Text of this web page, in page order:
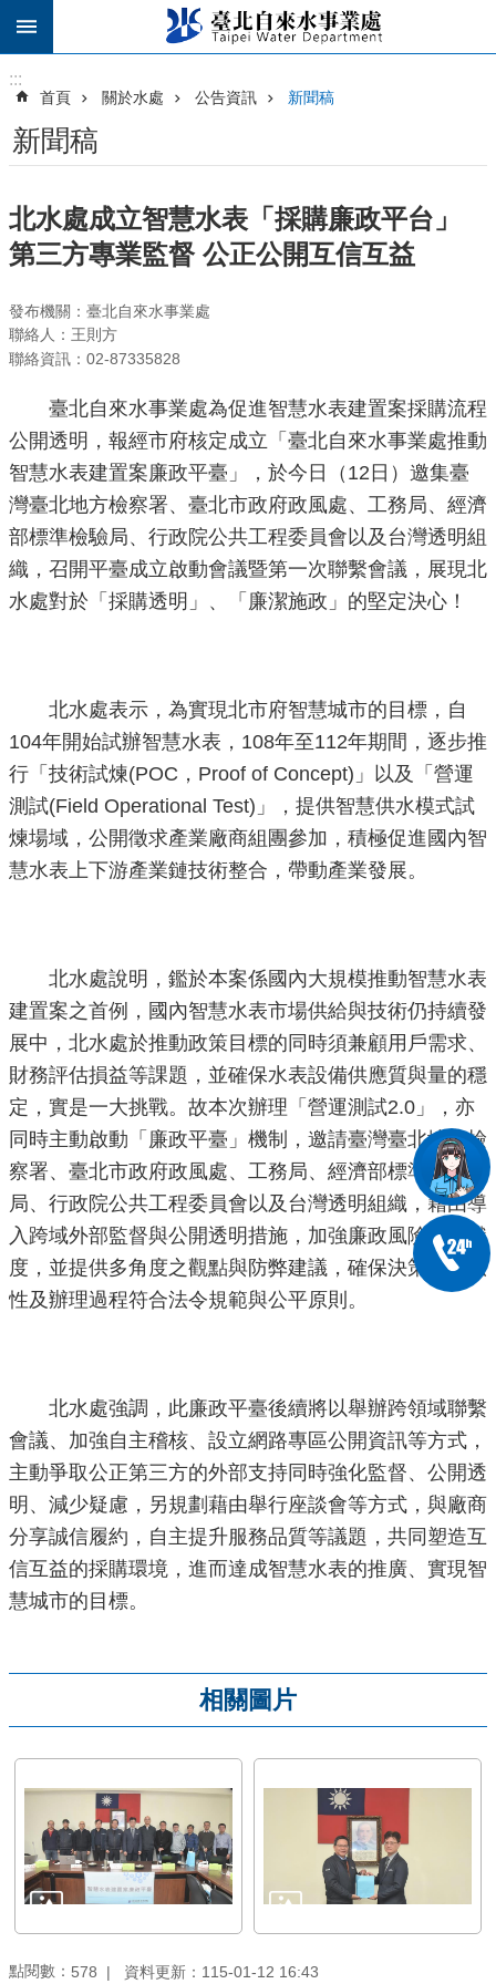
跳到主要內容區塊
:::
首頁 關於水處 公告資訊 新聞稿
新聞稿
北水處成立智慧水表「採購廉政平台」
第三方專業監督 公正公開互信互益
發布機關：臺北自來水事業處
聯絡人：王則方
聯絡資訊：02-87335828
臺北自來水事業處為促進智慧水表建置案採購流程
公開透明，報經市府核定成立「臺北自來水事業處推動
智慧水表建置案廉政平臺」，於今日（12日）邀集臺
灣臺北地方檢察署、臺北市政府政風處、工務局、經濟
部標準檢驗局、行政院公共工程委員會以及台灣透明組
織，召開平臺成立啟動會議暨第一次聯繫會議，展現北
水處對於「採購透明」、「廉潔施政」的堅定決心！
北水處表示，為實現北市府智慧城市的目標，自
104年開始試辦智慧水表，108年至112年期間，逐步推
行「技術試煉(POC，Proof of Concept)」以及「營運
測試(Field Operational Test)」，提供智慧供水模式試
煉場域，公開徵求產業廠商組團參加，積極促進國內智
慧水表上下游產業鏈技術整合，帶動產業發展。
北水處說明，鑑於本案係國內大規模推動智慧水表
建置案之首例，國內智慧水表市場供給與技術仍持續發
展中，北水處於推動政策目標的同時須兼顧用戶需求、
財務評估損益等課題，並確保水表設備供應質與量的穩
定，實是一大挑戰。故本次辦理「營運測試2.0」，亦
同時主動啟動「廉政平臺」機制，邀請臺灣臺北地方檢
察署、臺北市政府政風處、工務局、經濟部標準檢驗
局、行政院公共工程委員會以及台灣透明組織，藉由導
入跨域外部監督與公開透明措施，加強廉政風險的辨識
度，並提供多角度之觀點與防弊建議，確保決策之適法
性及辦理過程符合法令規範與公平原則。
北水處強調，此廉政平臺後續將以舉辦跨領域聯繫
會議、加強自主稽核、設立網路專區公開資訊等方式，
主動爭取公正第三方的外部支持同時強化監督、公開透
明、減少疑慮，另規劃藉由舉行座談會等方式，與廠商
分享誠信履約，自主提升服務品質等議題，共同塑造互
信互益的採購環境，進而達成智慧水表的推廣、實現智
慧城市的目標。
相關圖片
點閱數： 578 資料更新：115-01-12 16:43